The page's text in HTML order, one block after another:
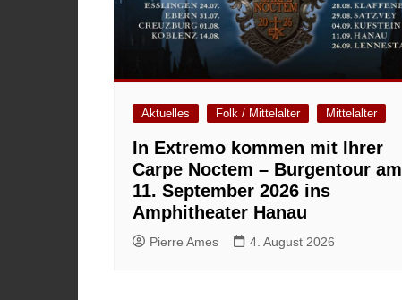
Aktuelles Folk / Mittelalter Mittelalter
In Extremo kommen mit Ihrer
Carpe Noctem – Burgentour am
11. September 2026 ins
Amphitheater Hanau
Pierre Ames 4. August 2026